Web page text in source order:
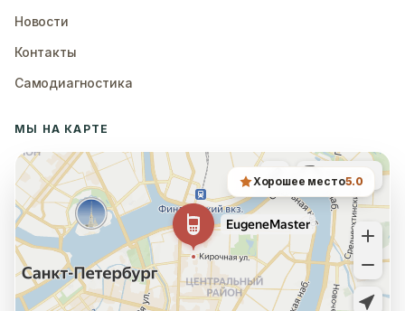
Новости
Контакты
Самодиагностика
МЫ НА КАРТЕ
Хорошее место5.0